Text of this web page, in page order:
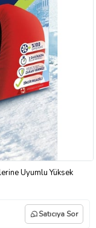
Uyumlu Yüksek
Satıcıya Sor